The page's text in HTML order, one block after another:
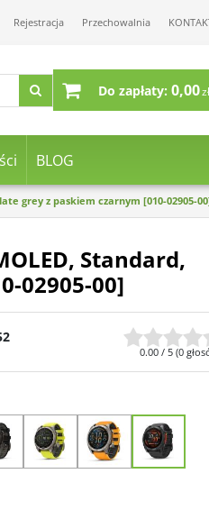
Rejestracja Przechowalnia
Do zapłaty: 0,00zł
BLOG
grey z paskiem czarnym [010-02905-
Standard,
02905-00]
0.00 / 5 (0